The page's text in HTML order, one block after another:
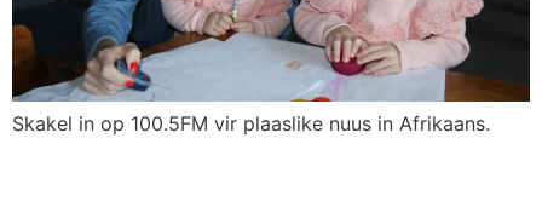
Skakel in op 100.5FM vir plaaslike nuus in Afrikaans.